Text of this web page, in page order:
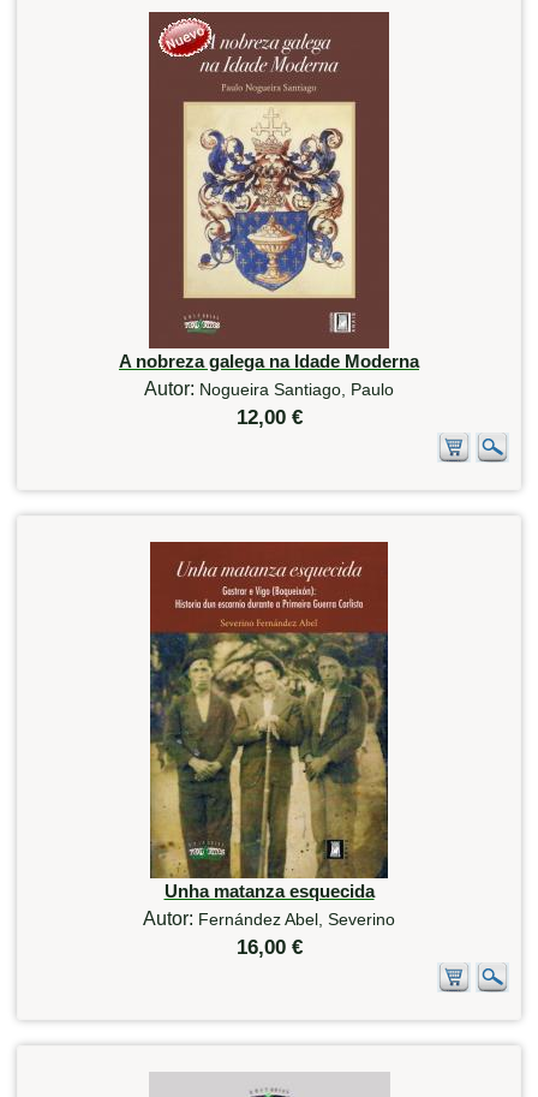
A nobreza galega na Idade Moderna
Autor: Nogueira Santiago, Paulo
12,00 €
Unha matanza esquecida
Autor: Fernández Abel, Severino
16,00 €